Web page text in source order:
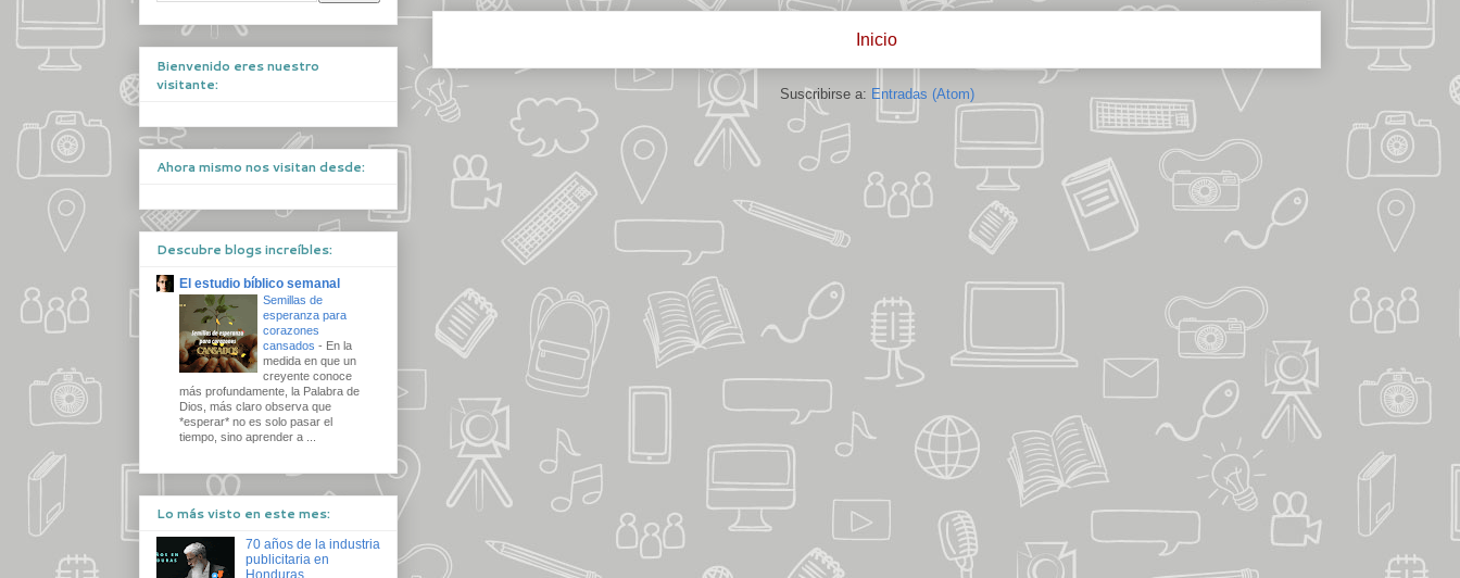
Inicio
Suscribirse a: Entradas (Atom)
Bienvenido eres nuestro
visitante:
Ahora mismo nos visitan desde:
Descubre blogs increíbles:
El estudio bíblico semanal
Semillas de
esperanza para
corazones
cansados - En la
medida en que un
creyente conoce
más profundamente, la Palabra de
Dios, más claro observa que
*esperar* no es solo pasar el
tiempo, sino aprender a ...
Lo más visto en este mes:
70 años de la industria
publicitaria en
Honduras